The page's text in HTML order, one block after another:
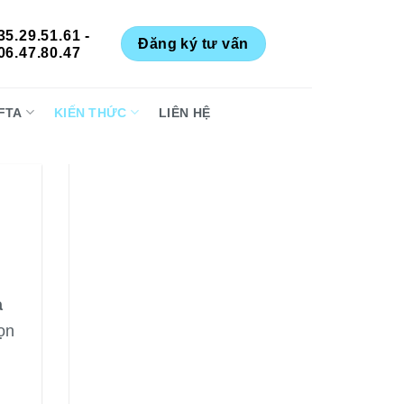
-
Đăng ký tư vấn
KIẾN THỨC LIÊN HỆ